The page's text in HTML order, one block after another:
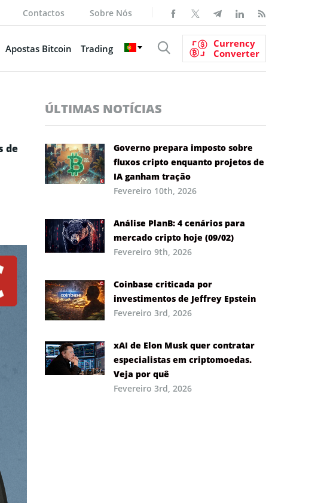
Contactos Sobre Nós
Apostas Bitcoin Trading
Currency
Converter
de
ÚLTIMAS NOTÍCIAS
Governo prepara imposto sobre
fluxos cripto enquanto projetos de
IA ganham tração
Fevereiro 10th, 2026
Análise PlanB: 4 cenários para
mercado cripto hoje (09/02)
Fevereiro 9th, 2026
Coinbase criticada por
investimentos de Jeffrey Epstein
Fevereiro 3rd, 2026
xAI de Elon Musk quer contratar
especialistas em criptomoedas.
Veja por quê
Fevereiro 3rd, 2026